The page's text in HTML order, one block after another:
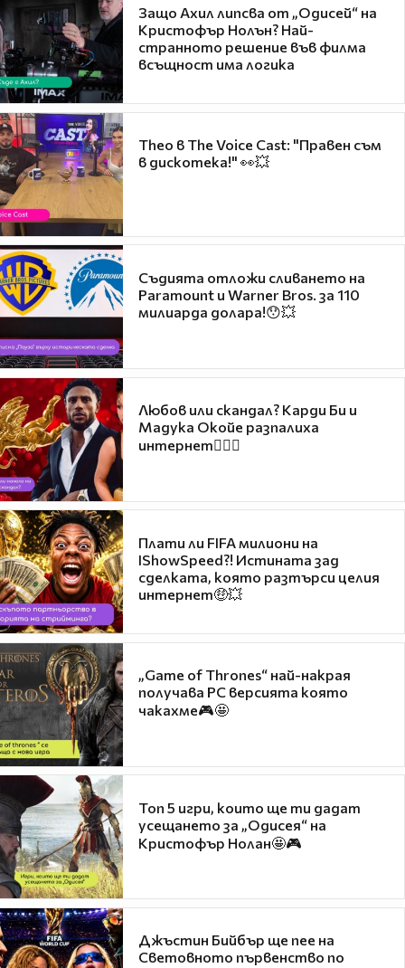
Защо Ахил липсва от „Одисей“ на
Кристофър Нолън? Най-
странното решение във филма
всъщност има логика
Theo в The Voice Cast: "Правен съм
в дискотека!" 👀💥
Съдията отложи сливането на
Paramount и Warner Bros. за 110
милиарда долара!😯💥
Любов или скандал? Карди Би и
Мадука Окойе разпалиха
интернет❤️‍🔥🔥
Плати ли FIFA милиони на
IShowSpeed?! Истината зад
сделката, която разтърси целия
интернет🤑💥
„Game of Thrones“ най-накрая
получава PC версията която
чакахме🎮🤩
Топ 5 игри, които ще ти дадат
усещането за „Одисея“ на
Кристофър Нолан🤩🎮
Джъстин Бийбър ще пее на
Световното първенство по